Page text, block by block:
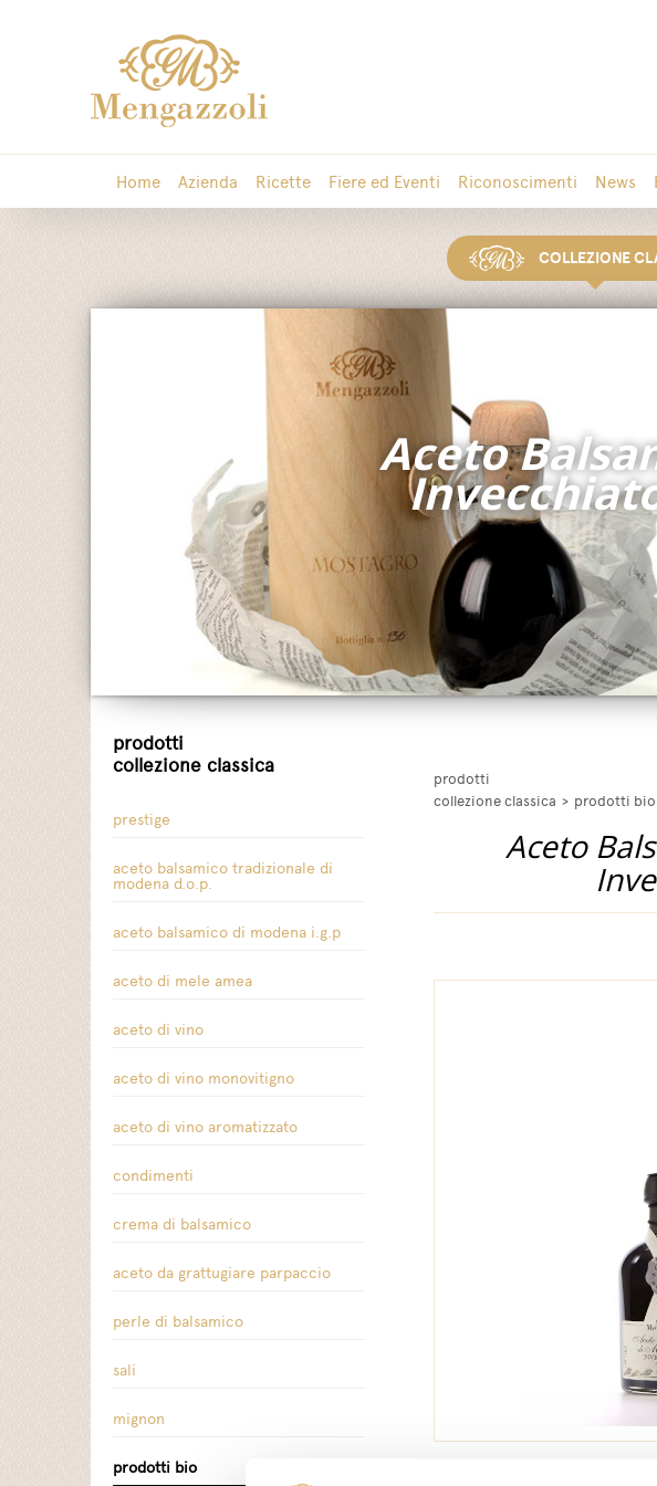
Home Azienda Ricette Fiere ed Eventi Riconoscimenti News
COLLEZIONE
Aceto
prodotti
collezione classica
prestige
aceto balsamico tradizionale di
modena d.o.p.
aceto balsamico di modena i.g.p
aceto di mele amea
aceto di vino
aceto di vino monovitigno
aceto di vino aromatizzato
condimenti
crema di balsamico
aceto da grattugiare parpaccio
perle di balsamico
sali
mignon
prodotti bio
prodotti
collezione classica > prodotti bio
Aceto